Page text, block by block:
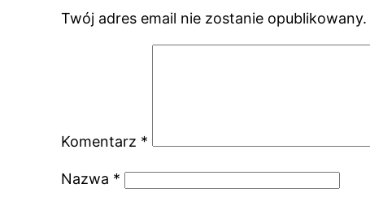
Twój adres email nie zostanie opublikowany.
Komentarz *
Nazwa *